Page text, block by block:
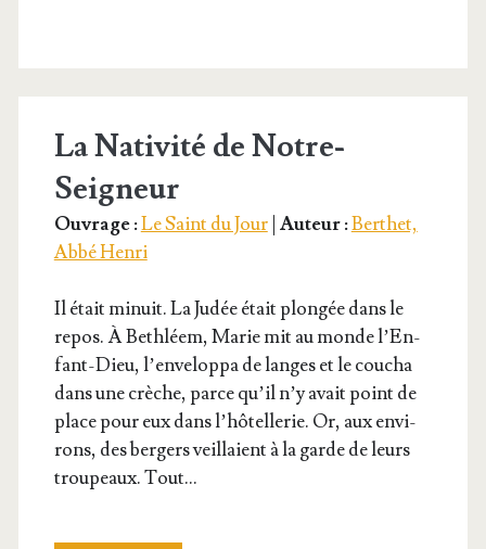
La Nativité de Notre-
Seigneur
Ouvrage :Le Saint du Jour| Auteur :Berthet,
Abbé Henri
Il était minuit. La Judée était plon­gée dans le
repos. À Beth­léem, Marie mit au monde l’En­
fant-Dieu, l’en­ve­lop­pa de langes et le cou­cha
dans une crèche, parce qu’il n’y avait point de
place pour eux dans l’hô­tel­le­rie. Or, aux envi­
rons, des ber­gers veillaient à la garde de leurs
trou­peaux. Tout…